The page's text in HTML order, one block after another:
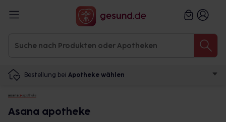
Bestellung bei Apotheke wählen
Asana apotheke